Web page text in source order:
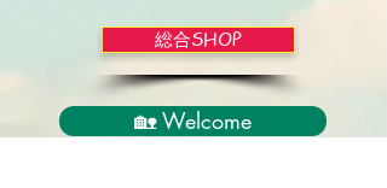
総合SHOP
🏡 Welcome